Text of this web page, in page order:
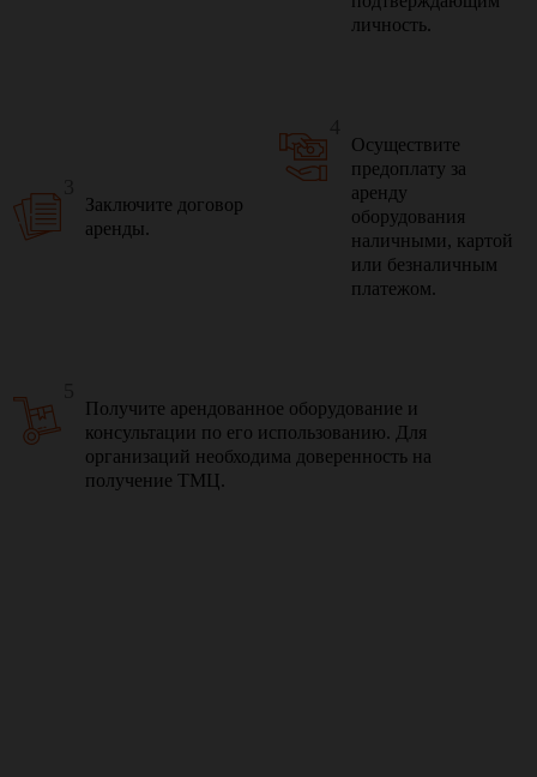
личность.
Получите арендованное оборудование и
консультации по его использованию. Для
организаций необходима доверенность на
получение ТМЦ.
Осуществите
предоплату за
аренду
оборудования
наличными, картой
или безналичным
платежом.
Заключите договор
аренды.